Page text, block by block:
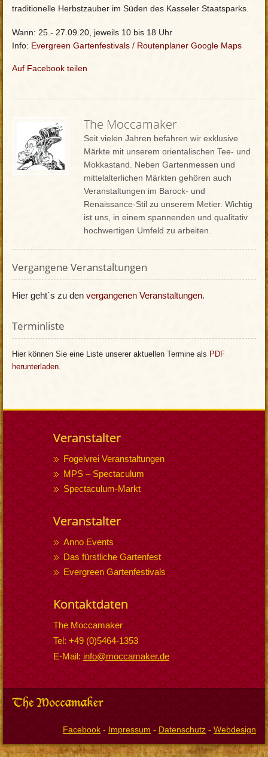
traditionelle Herbstzauber im Süden des Kasseler Staatsparks.
Wann: 25.- 27.09.20, jeweils 10 bis 18 Uhr
Info: Evergreen Gartenfestivals / Routenplaner Google Maps
Auf Facebook teilen
The Moccamaker
Seit vielen Jahren befahren wir exklusive
Märkte mit unserem orientalischen Tee- und
Mokkastand. Neben Gartenmessen und
mittelalterlichen Märkten gehören auch
Veranstaltungen im Barock- und
Renaissance-Stil zu unserem Metier. Wichtig
ist uns, in einem spannenden und qualitativ
hochwertigen Umfeld zu arbeiten.
Vergangene Veranstaltungen
Hier geht´s zu den vergangenen Veranstaltungen.
Terminliste
Hier können Sie eine Liste unserer aktuellen Termine als PDF
herunterladen.
Veranstalter
Fogelvrei Veranstaltungen
MPS – Spectaculum
Spectaculum-Markt
Veranstalter
Anno Events
Das fürstliche Gartenfest
Evergreen Gartenfestivals
Kontaktdaten
The Moccamaker
Tel: +49 (0)5464-1353
E-Mail: info@moccamaker.de
Facebook - Impressum - Datenschutz - Webdesign